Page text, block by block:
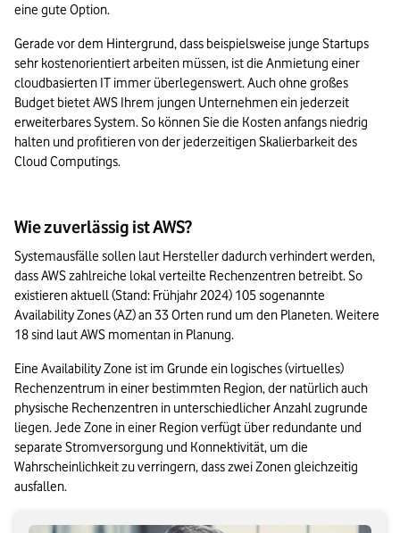
eine gute Option.
Gerade vor dem Hintergrund, dass beispielsweise junge Startups
sehr kostenorientiert arbeiten müssen, ist die Anmietung einer
cloudbasierten IT immer überlegenswert. Auch ohne großes
Budget bietet AWS Ihrem jungen Unternehmen ein jederzeit
erweiterbares System. So können Sie die Kosten anfangs niedrig
halten und profitieren von der jederzeitigen Skalierbarkeit des
Cloud Computings.
Wie zuverlässig ist AWS?
Systemausfälle sollen laut Hersteller dadurch verhindert werden,
dass AWS zahlreiche lokal verteilte Rechenzentren betreibt. So
existieren aktuell (Stand: Frühjahr 2024) 105 sogenannte
Availability Zones (AZ) an 33 Orten rund um den Planeten. Weitere
18 sind laut AWS momentan in Planung.
Eine Availability Zone ist im Grunde ein logisches (virtuelles)
Rechenzentrum in einer bestimmten Region, der natürlich auch
physische Rechenzentren in unterschiedlicher Anzahl zugrunde
liegen. Jede Zone in einer Region verfügt über redundante und
separate Stromversorgung und Konnektivität, um die
Wahrscheinlichkeit zu verringern, dass zwei Zonen gleichzeitig
ausfallen.